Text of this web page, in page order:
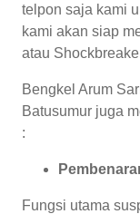
telpon saja kami
kami akan siap
atau
Bengkel Arum
Batusumur juga
:
Fungsi utama